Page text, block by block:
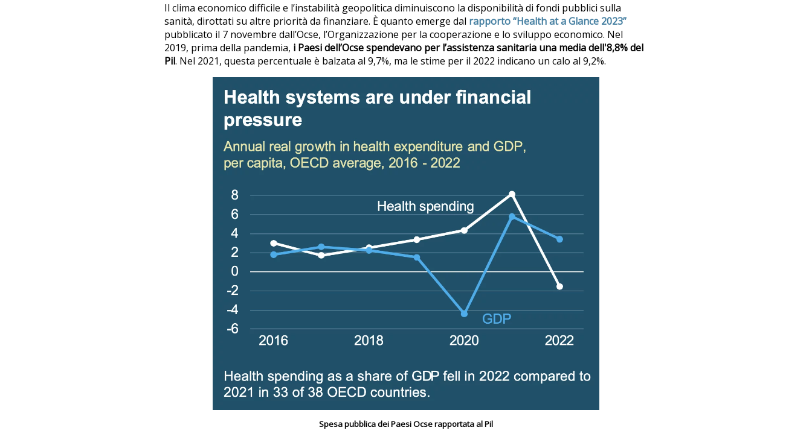
Il clima economico difficile e l’instabilità geopolitica diminuiscono la disponibilità di fondi pubblici sulla
sanità, dirottati su altre priorità da finanziare. È quanto emerge dal rapporto “Health at a Glance 2023”
pubblicato il 7 novembre dall’Ocse, l’Organizzazione per la cooperazione e lo sviluppo economico. Nel
2019, prima della pandemia, i Paesi dell’Ocse spendevano per l’assistenza sanitaria una media dell'8,8% del
Pil. Nel 2021, questa percentuale è balzata al 9,7%, ma le stime per il 2022 indicano un calo al 9,2%.
Spesa pubblica dei Paesi Ocse rapportata al Pil